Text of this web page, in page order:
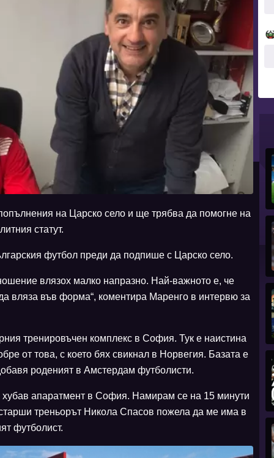
на Царско село и ще трябва да помогне на
статут.
футбол преди да подпише с Царско село.
влязох малко напразно. Най-важното е, че
вляза във форма“, коментира Маренго в интервю за
тренировъчен комплекс в София. Тук е наистина
от това, с което бях свикнал в Норвегия. Базата е
роденият в Амстердам футболисти.
хубав апаратмент в София. Намирам се на 15 минути
треньорът Никола Спасов пожела да ме има в
футболист.